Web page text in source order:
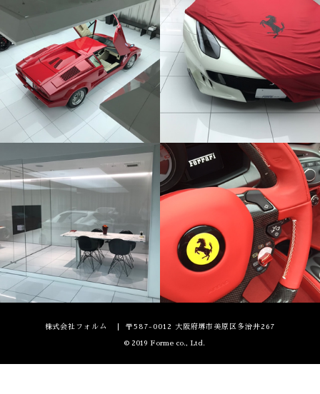
株式会社フォルム 〒587-0012 大阪府堺市美原区多治井267
© 2019 Forme co., Ltd.